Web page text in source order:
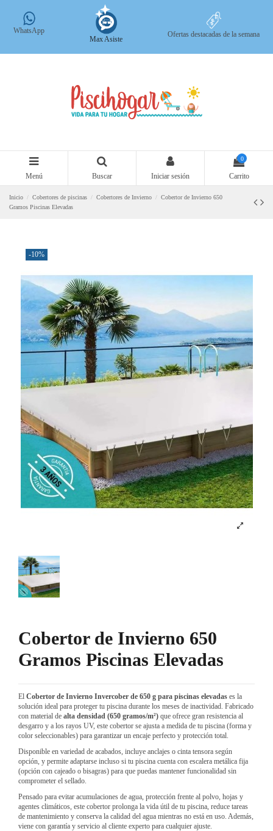
WhatsApp
Max Asiste
Ofertas destacadas de la semana
Menú Buscar Iniciar sesión
0
Carrito
Inicio Cobertores de piscinas Cobertores de Invierno
Cobertor de Invierno 650
Gramos Piscinas Elevadas
-10%
Cobertor de Invierno 650
Gramos Piscinas Elevadas
El Cobertor de Invierno Invercober de 650 g para piscinas elevadas es la
solución ideal para proteger tu piscina durante los meses de inactividad. Fabricado
con material de alta densidad (650 gramos/m²) que ofrece gran resistencia al
desgarro y a los rayos UV, este cobertor se ajusta a medida de tu piscina (forma y
color seleccionables) para garantizar un encaje perfecto y protección total.
Disponible en variedad de acabados, incluye anclajes o cinta tensora según
opción, y permite adaptarse incluso si tu piscina cuenta con escalera metálica fija
(opción con cajeado o bisagras) para que puedas mantener funcionalidad sin
comprometer el sellado.
Pensado para evitar acumulaciones de agua, protección frente al polvo, hojas y
agentes climáticos, este cobertor prolonga la vida útil de tu piscina, reduce tareas
de mantenimiento y conserva la calidad del agua mientras no está en uso. Además,
viene con garantía y servicio al cliente experto para cualquier ajuste.